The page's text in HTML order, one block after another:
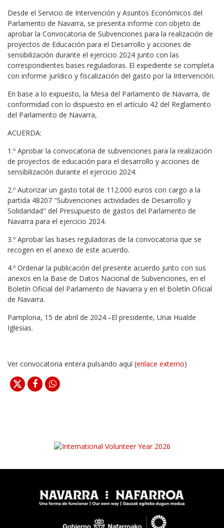
Desde el Servicio de Intervención y Asuntos Económicos del
Parlamento de Navarra, se presenta informe con objeto de
aprobar la Convocatoria de Subvenciones para la realización de
proyectos de Educación para el Desarrollo y acciones de
sensibilización durante el ejercicio 2024 junto con las
correspondientes bases reguladoras. El expediente se completa
con informe jurídico y fiscalización del gasto por la Intervención.
En base a lo expuesto, la Mesa del Parlamento de Navarra, de
conformidad con lo dispuesto en el artículo 42 del Reglamento
del Parlamento de Navarra,
ACUERDA:
1.º Aprobar la convocatoria de subvenciones para la realización
de proyectos de educación para el desarrollo y acciones de
sensibilización durante el ejercicio 2024.
2.º Autorizar un gasto total de 112.000 euros con cargo a la
partida 48207 "Subvenciones actividades de Desarrollo y
Solidaridad" del Presupuesto de gastos del Parlamento de
Navarra para el ejercicio 2024.
3.º Aprobar las bases reguladoras de la convocatoria que se
recogen en el anexo de este acuerdo.
4.º Ordenar la publicación del presente acuerdo junto con sus
anexos en la Base de Datos Nacional de Subvenciones, en el
Boletín Oficial del Parlamento de Navarra y en el Boletín Oficial
de Navarra.
Pamplona, 15 de abril de 2024.–El presidente, Unai Hualde
Iglesias.
Ver convocatoria entera pulsando aquí (enlace externo)